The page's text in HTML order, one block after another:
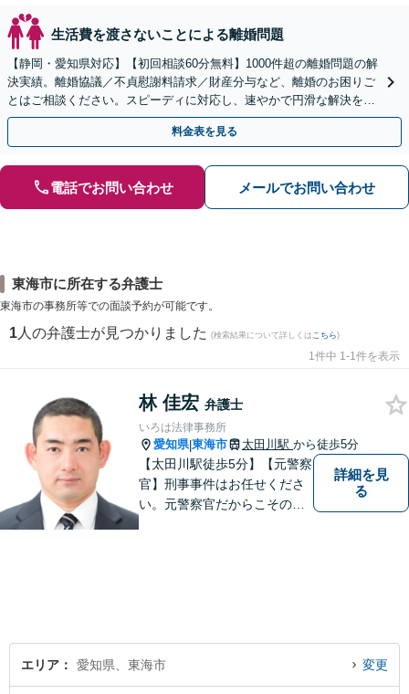
生活費を渡さないことによる離婚問題
【静岡・愛知県対応】【初回相談60分無料】1000件超の離婚問題の解
決実績。離婚協議／不貞慰謝料請求／財産分与など、離婚のお困りご
とはご相談ください。スピーディに対応し、速やかで円滑な解決を目
指します【女性弁護士・男性弁護士どちらも所属】
料金表を見る
電話でお問い合わせ メールでお問い合わせ
東海市に所在する弁護士
東海市の事務所等での面談予約が可能です。
1 人の弁護士が見つかりました (検索結果について詳しくは こちら)
1件中 1-1件を表示
林 佳宏 弁護士
いろは法律事務所
愛知県|東海市 太田川駅 から徒歩5分
【太田川駅徒歩5分】【元警察
官】刑事事件はお任せくださ
い。元警察官だからこその視
詳細を見
る
エリア 愛知県、東海市 変更